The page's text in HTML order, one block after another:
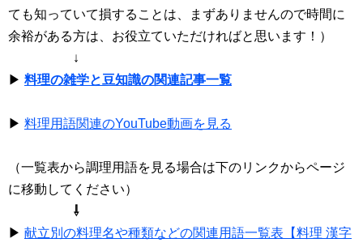
ても知っていて損することは、まずありませんので時間に
余裕がある方は、お役立ていただければと思います！）
↓
▶ 料理の雑学と豆知識の関連記事一覧
▶ 料理用語関連のYouTube動画を見る
（一覧表から調理用語を見る場合は下のリンクからページ
に移動してください）
⇩
▶ 献立別の料理名や種類などの関連用語一覧表【料理 漢字